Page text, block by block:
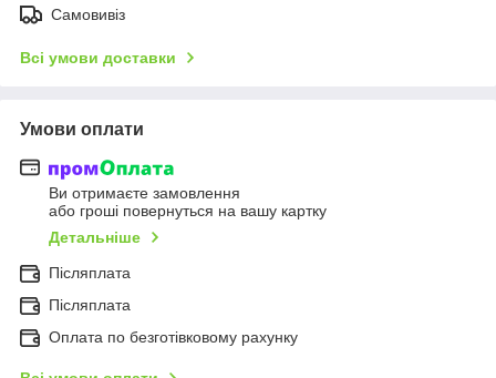
Самовивіз
Всі умови доставки
Умови оплати
Ви отримаєте замовлення
або гроші повернуться на вашу картку
Детальніше
Післяплата
Післяплата
Оплата по безготівковому рахунку